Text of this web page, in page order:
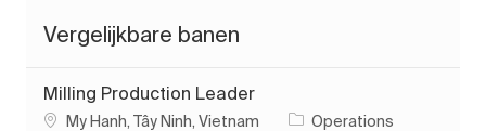
Vergelijkbare banen
Milling Production Leader
PlaatsMy Hanh, Tây Ninh, Vietnam
Operations